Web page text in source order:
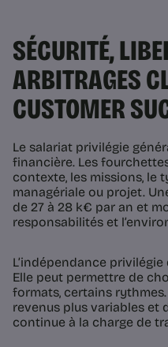
SÉCURITÉ,
ARBITRAGES
CUSTOMER
Le salariat privilégie
financière. Les
contexte, les missions, le
managériale ou projet.
de 27 à 28 k€ par an et
responsabilités et
L’indépendance
Elle peut permettre de
formats, certains
revenus plus variables et
continue à la charge de